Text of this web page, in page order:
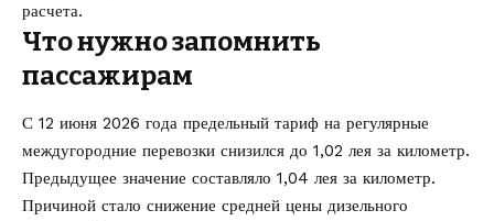
расчета.
Что нужно запомнить
пассажирам
С 12 июня 2026 года предельный тариф на регулярные
междугородние перевозки снизился до 1,02 лея за километр.
Предыдущее значение составляло 1,04 лея за километр.
Причиной стало снижение средней цены дизельного